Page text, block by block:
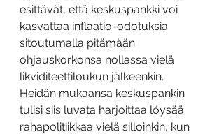
esittävät, että keskuspankki voi
kasvattaa inflaatio-odotuksia
sitoutumalla pitämään
ohjauskorkonsa nollassa vielä
likviditeettiloukun jälkeenkin.
Heidän mukaansa keskuspankin
tulisi siis luvata harjoittaa löysää
rahapolitiikkaa vielä silloinkin, kun